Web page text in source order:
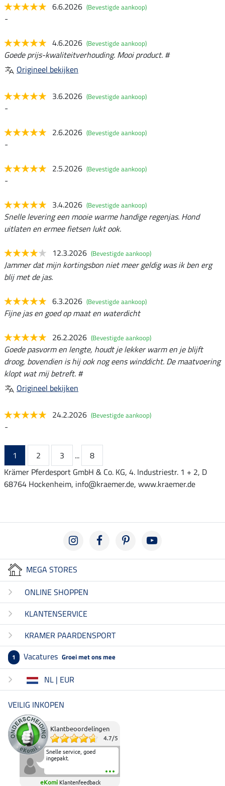
6.6.2026 (Bevestigde aankoop)
-
4.6.2026 (Bevestigde aankoop)
Goede prijs-kwaliteitverhouding. Mooi product. #
Origineel bekijken
3.6.2026 (Bevestigde aankoop)
-
2.6.2026 (Bevestigde aankoop)
-
2.5.2026 (Bevestigde aankoop)
-
3.4.2026 (Bevestigde aankoop)
Snelle levering een mooie warme handige regenjas. Hond
uitlaten en ermee fietsen lukt ook.
12.3.2026 (Bevestigde aankoop)
Jammer dat mijn kortingsbon niet meer geldig was ik ben erg
blij met de jas.
6.3.2026 (Bevestigde aankoop)
Fijne jas en goed op maat en waterdicht
26.2.2026 (Bevestigde aankoop)
Goede pasvorm en lengte, houdt je lekker warm en je blijft
droog, bovendien is hij ook nog eens winddicht. De maatvoering
klopt wat mij betreft. #
Origineel bekijken
24.2.2026 (Bevestigde aankoop)
-
1 2 3 ...
8
Krämer Pferdesport GmbH & Co. KG, 4. Industriestr. 1 + 2, D
68764 Hockenheim, info@kraemer.de, www.kraemer.de
MEGA STORES
ONLINE SHOPPEN
KLANTENSERVICE
KRAMER PAARDENSPORT
1 Vacatures Groei met ons mee
NL | EUR
VEILIG INKOPEN
Klantbeoordelingen
4.7/5
Snelle service, goed
ingepakt.
eKomi Klantenfeedback